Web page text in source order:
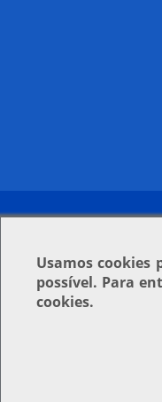
Usamoscookies
possível. Para
cookies.